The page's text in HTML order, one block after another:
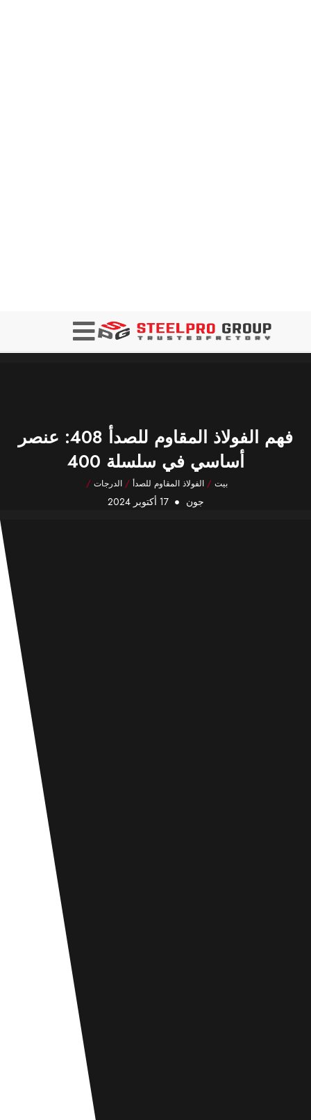
فهم الفولاذ المقاوم للصدأ 408: عنصر
أساسي في سلسلة 400
بيت / الفولاذ المقاوم للصدأ / الدرجات /
جون 17 أكتوبر 2024